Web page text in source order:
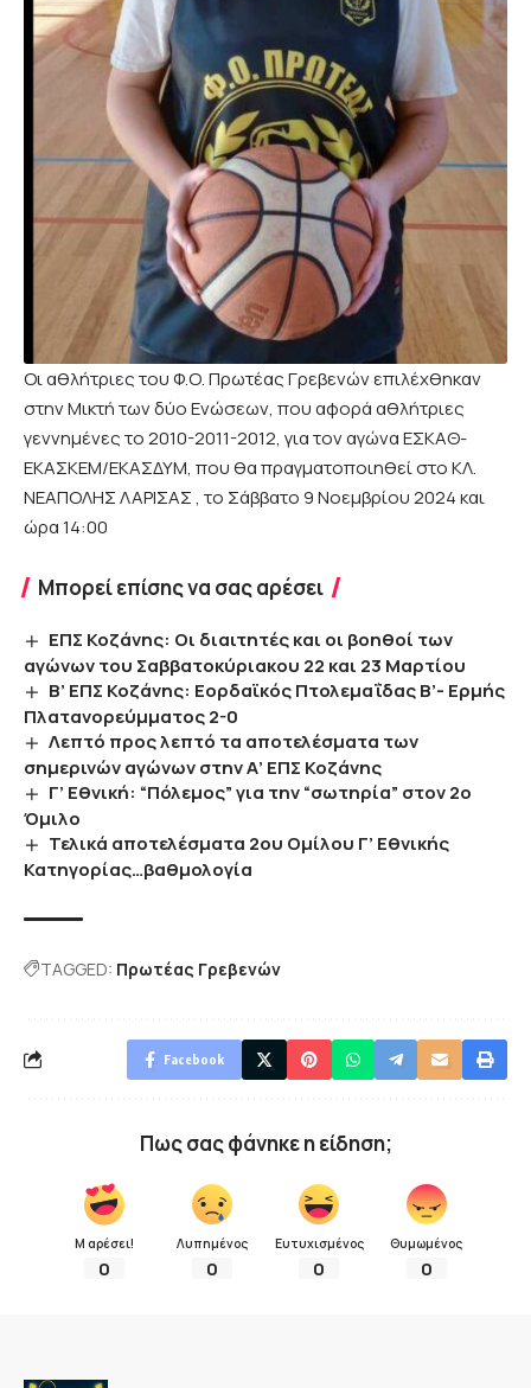
Οι αθλήτριες του Φ.Ο. Πρωτέας Γρεβενών επιλέχθηκαν
στην Μικτή των δύο Ενώσεων, που αφορά αθλήτριες
γεννημένες το 2010-2011-2012, για τον αγώνα ΕΣΚΑΘ-
ΕΚΑΣΚΕΜ/ΕΚΑΣΔΥΜ, που θα πραγματοποιηθεί στο ΚΛ.
ΝΕΑΠΟΛΗΣ ΛΑΡΙΣΑΣ , το Σάββατο 9 Νοεμβρίου 2024 και
ώρα 14:00
Μπορεί επίσης να σας αρέσει
ΕΠΣ Κοζάνης: Οι διαιτητές και οι βοηθοί των
αγώνων του Σαββατοκύριακου 22 και 23 Μαρτίου
Β’ ΕΠΣ Κοζάνης: Εορδαϊκός Πτολεμαΐδας Β’- Ερμής
Πλατανορεύμματος 2-0
Λεπτό προς λεπτό τα αποτελέσματα των
σημερινών αγώνων στην Α’ ΕΠΣ Κοζάνης
Γ’ Εθνική: “Πόλεμος” για την “σωτηρία” στον 2ο
Όμιλο
Τελικά αποτελέσματα 2ου Ομίλου Γ’ Εθνικής
Κατηγορίας…βαθμολογία
TAGGED: Πρωτέας Γρεβενών
Facebook
Πως σας φάνηκε η είδηση;
Μ αρέσει!
0
Λυπημένος
0
Ευτυχισμένος
0
Θυμωμένος
0